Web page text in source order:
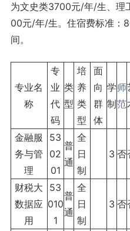
为文史类3700元/年/生、
00元/年/生。住宿费标准：
间。
专业名
称
专
业
代
码
类
型
培
养
类
型
面
向
群
体
学
制
师
范
金融服
务与管
理
53
02
01
普
通
全
日
制
3 否
财税大
数据应
用
53
010
1
普
通
全
日
制
3 否